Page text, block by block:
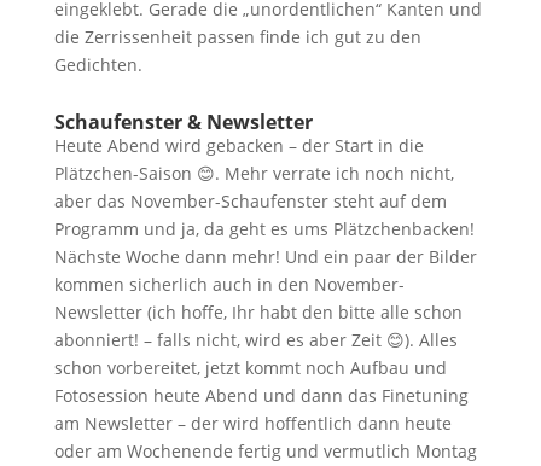
eingeklebt. Gerade die „unordentlichen“ Kanten und
die Zerrissenheit passen finde ich gut zu den
Gedichten.
Schaufenster & Newsletter
Heute Abend wird gebacken – der Start in die
Plätzchen-Saison 😊. Mehr verrate ich noch nicht,
aber das November-Schaufenster steht auf dem
Programm und ja, da geht es ums Plätzchenbacken!
Nächste Woche dann mehr! Und ein paar der Bilder
kommen sicherlich auch in den November-
Newsletter (ich hoffe, Ihr habt den bitte alle schon
abonniert! – falls nicht, wird es aber Zeit 😊). Alles
schon vorbereitet, jetzt kommt noch Aufbau und
Fotosession heute Abend und dann das Finetuning
am Newsletter – der wird hoffentlich dann heute
oder am Wochenende fertig und vermutlich Montag